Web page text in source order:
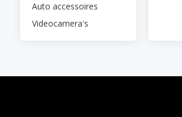
Auto accessoires
Videocamera's